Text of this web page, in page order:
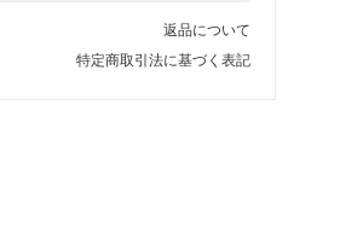
返品について
特定商取引法に基づく表記